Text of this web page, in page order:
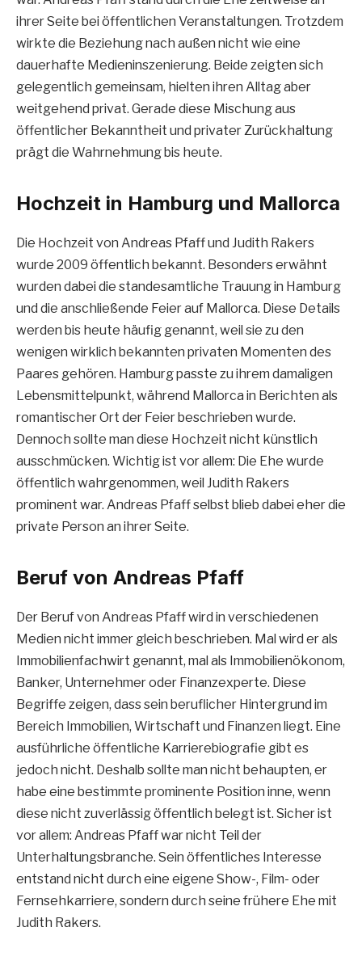
ihrer Seite bei öffentlichen Veranstaltungen. Trotzdem
wirkte die Beziehung nach außen nicht wie eine
dauerhafte Medieninszenierung. Beide zeigten sich
gelegentlich gemeinsam, hielten ihren Alltag aber
weitgehend privat. Gerade diese Mischung aus
öffentlicher Bekanntheit und privater Zurückhaltung
prägt die Wahrnehmung bis heute.
Hochzeit in Hamburg und Mallorca
Die Hochzeit von Andreas Pfaff und Judith Rakers
wurde 2009 öffentlich bekannt. Besonders erwähnt
wurden dabei die standesamtliche Trauung in Hamburg
und die anschließende Feier auf Mallorca. Diese Details
werden bis heute häufig genannt, weil sie zu den
wenigen wirklich bekannten privaten Momenten des
Paares gehören. Hamburg passte zu ihrem damaligen
Lebensmittelpunkt, während Mallorca in Berichten als
romantischer Ort der Feier beschrieben wurde.
Dennoch sollte man diese Hochzeit nicht künstlich
ausschmücken. Wichtig ist vor allem: Die Ehe wurde
öffentlich wahrgenommen, weil Judith Rakers
prominent war. Andreas Pfaff selbst blieb dabei eher die
private Person an ihrer Seite.
Beruf von Andreas Pfaff
Der Beruf von Andreas Pfaff wird in verschiedenen
Medien nicht immer gleich beschrieben. Mal wird er als
Immobilienfachwirt genannt, mal als Immobilienökonom,
Banker, Unternehmer oder Finanzexperte. Diese
Begriffe zeigen, dass sein beruflicher Hintergrund im
Bereich Immobilien, Wirtschaft und Finanzen liegt. Eine
ausführliche öffentliche Karrierebiografie gibt es
jedoch nicht. Deshalb sollte man nicht behaupten, er
habe eine bestimmte prominente Position inne, wenn
diese nicht zuverlässig öffentlich belegt ist. Sicher ist
vor allem: Andreas Pfaff war nicht Teil der
Unterhaltungsbranche. Sein öffentliches Interesse
entstand nicht durch eine eigene Show-, Film- oder
Fernsehkarriere, sondern durch seine frühere Ehe mit
Judith Rakers.